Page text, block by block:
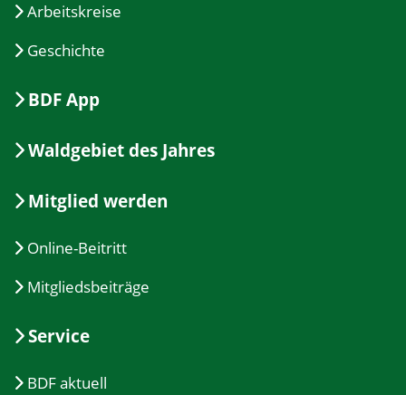
Arbeitskreise
Geschichte
BDF App
Waldgebiet des Jahres
Mitglied werden
Online-Beitritt
Mitgliedsbeiträge
Service
BDF aktuell